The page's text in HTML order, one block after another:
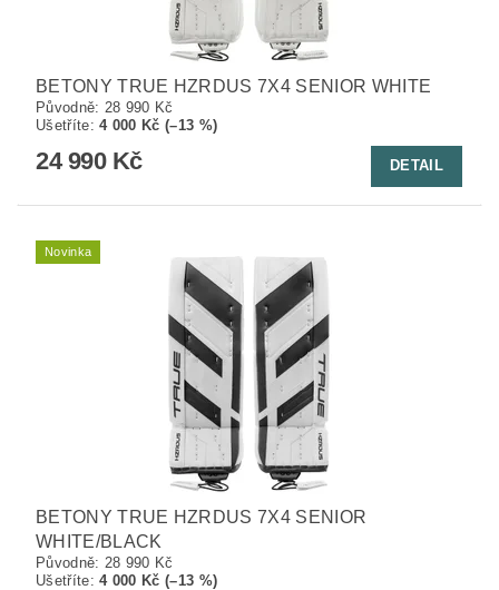
BETONY TRUE HZRDUS 7X4 SENIOR WHITE
Původně: 28 990 Kč
Ušetříte:4 000 Kč (–13 %)
24 990 Kč DETAIL
Novinka
BETONY TRUE HZRDUS 7X4 SENIOR
WHITE/BLACK
Původně: 28 990 Kč
Ušetříte:4 000 Kč (–13 %)